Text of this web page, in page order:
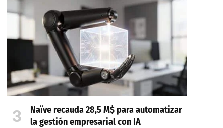
Naïve recauda 28,5 M$ para automatizar
la gestión empresarial con IA